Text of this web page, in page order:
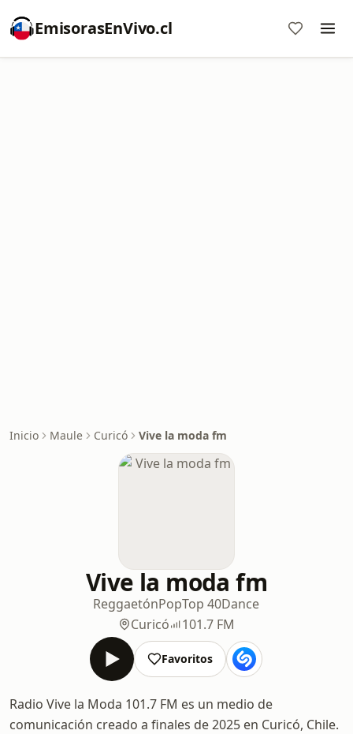
EmisorasEnVivo.cl
Inicio Maule Curicó Vive la moda fm
Vive la moda fm
ReggaetónPopTop 40Dance
Curicó
101.7 FM
Favoritos
Radio Vive la Moda 101.7 FM es un medio de
comunicación creado a finales de 2025 en Curicó, Chile.